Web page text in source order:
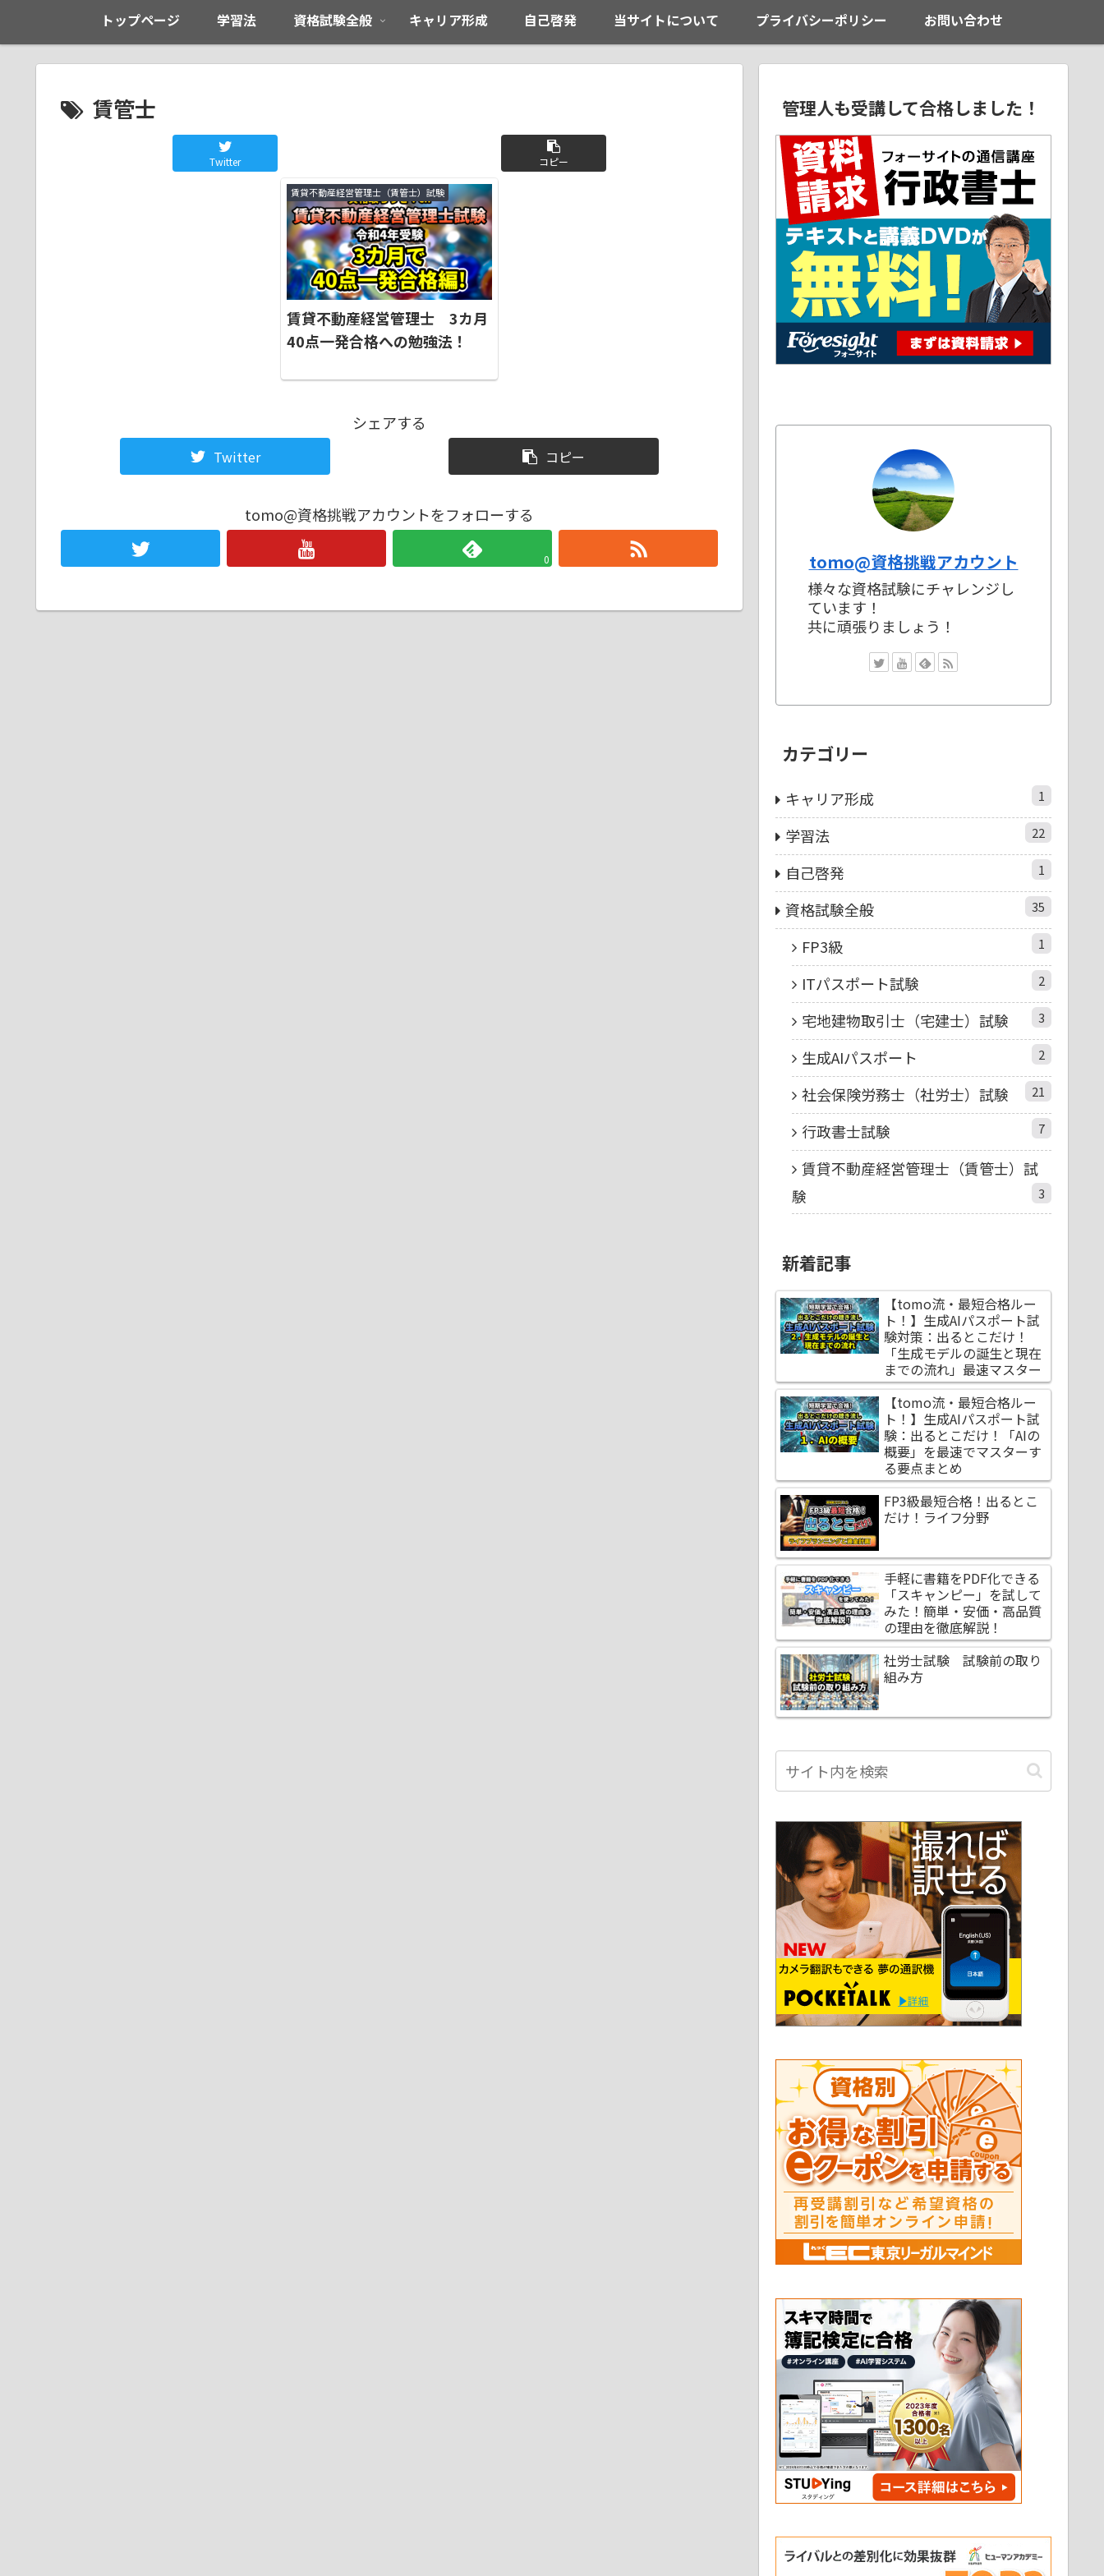
トップページ 学習法 資格試験全般 キャリア形成 自己啓発 当サイトについて プライバシーポリシー お問い合わせ
賃管士
Twitter コピー
賃貸不動産経営管理士（賃管士）試験
賃貸不動産経営管理士 3カ月
40点一発合格への勉強法！
シェアする
Twitter コピー
tomo@資格挑戦アカウントをフォローする
0
管理人も受講して合格しました！
tomo@資格挑戦アカウント
様々な資格試験にチャレンジし
ています！
共に頑張りましょう！
カテゴリー
キャリア形成 1
学習法 22
自己啓発 1
資格試験全般 35
FP3級 1
ITパスポート試験 2
宅地建物取引士（宅建士）試験 3
生成AIパスポート 2
社会保険労務士（社労士）試験 21
行政書士試験 7
賃貸不動産経営管理士（賃管士）試
験
3
新着記事
【tomo流・最短合格ルー
ト！】生成AIパスポート試
験対策：出るとこだけ！
「生成モデルの誕生と現在
までの流れ」最速マスター
【tomo流・最短合格ルー
ト！】生成AIパスポート試
験：出るとこだけ！「AIの
概要」を最速でマスターす
る要点まとめ
FP3級最短合格！出るとこ
だけ！ライフ分野
手軽に書籍をPDF化できる
「スキャンピー」を試して
みた！簡単・安価・高品質
の理由を徹底解説！
社労士試験 試験前の取り
組み方